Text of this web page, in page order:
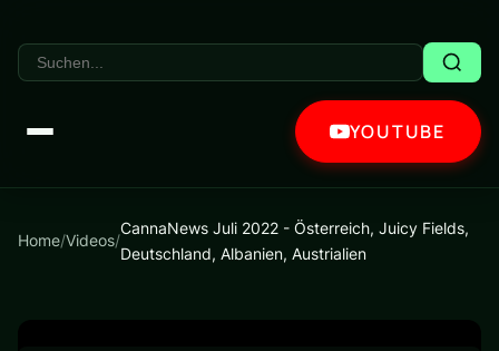
YOUTUBE
Home/Videos/
CannaNews Juli 2022 - Österreich, Juicy Fields,
Deutschland, Albanien, Austrialien